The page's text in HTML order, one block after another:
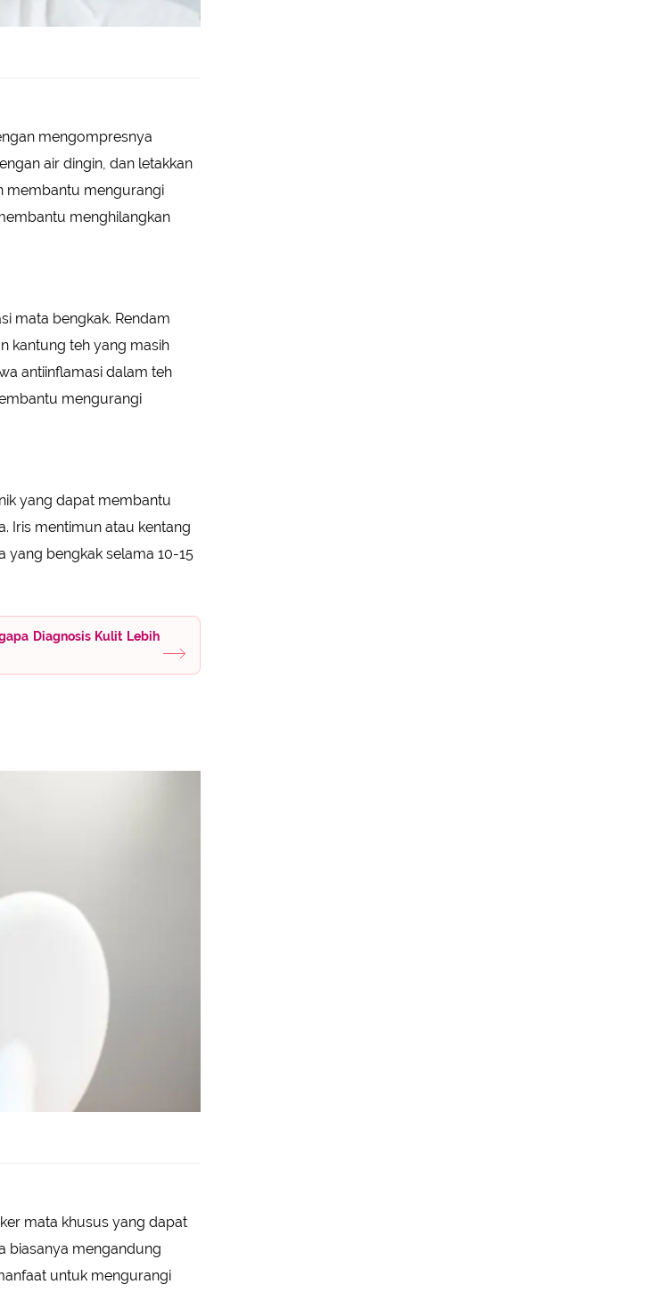
mengompresnya
air dingin, dan letakkan
membantu mengurangi
menghilangkan
mata bengkak. Rendam
kantung teh yang masih
antiinflamasi dalam teh
mengurangi
yang dapat membantu
Iris mentimun atau kentang
yang bengkak selama 10-15
Diagnosis Kulit Lebih
mata khusus yang dapat
biasanya mengandung
untuk mengurangi